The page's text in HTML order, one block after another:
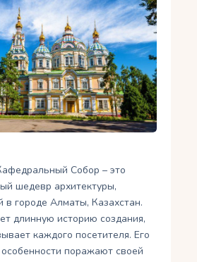
Собор – это
шедевр архитектуры,
городе Алматы, Казахстан.
длинную историю создания,
каждого посетителя. Его
поражают своей